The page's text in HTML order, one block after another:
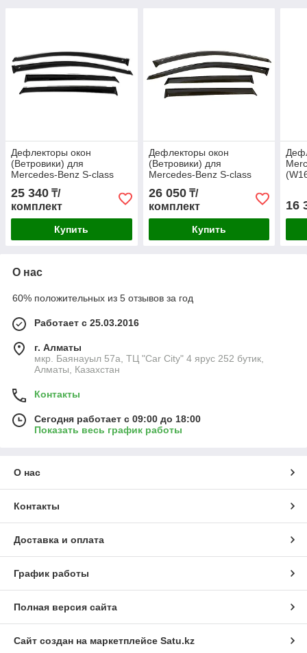
Дефлекторы окон
(Ветровики) для
Mercedes-Benz S-class
короткая база с
хромированны
25 340 ₸/
комплект
Купить
Дефлекторы окон
(Ветровики) для
Mercedes-Benz S-class
с хромом
26 050₸/
комплект
Купить
16
О нас
60% положительных из 5 отзывов за год
Работает с 25.03.2016
г. Алматы
мкр. Баянауыл 57а, ТЦ "Car Сity" 4 ярус 252 бутик,
Алматы, Казахстан
Контакты
Сегодня работает с 09:00 до 18:00
Показать весь график работы
О нас
Контакты
Доставка и оплата
График работы
Полная версия сайта
Сайт создан на маркетплейсе Satu.kz